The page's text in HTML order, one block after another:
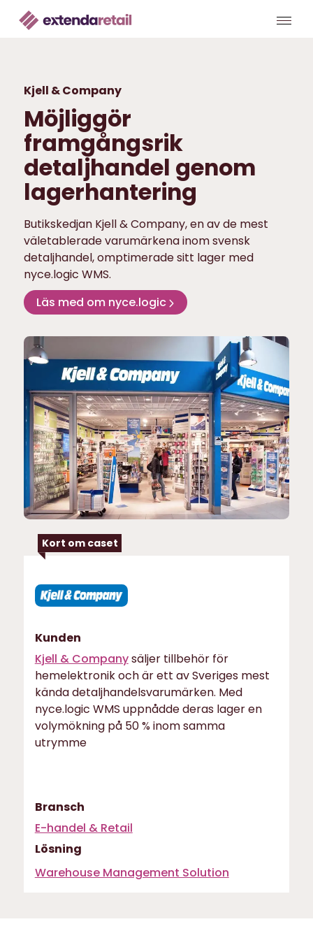
Kjell & Company
Möjliggör
framgångsrik
detaljhandel genom
lagerhantering
Butikskedjan Kjell & Company, en av de mest
väletablerade varumärkena inom svensk
detaljhandel, omptimerade sitt lager med
nyce.logic WMS.
Läs med om nyce.logic
Kort om caset
Kunden
Kjell & Companysäljer tillbehör för
hemelektronik och är ett av Sveriges mest
kända detaljhandelsvarumärken. Med
nyce.logic WMS uppnådde deras lager en
volymökning på 50 % inom samma
utrymme
Bransch
E-handel & Retail
Lösning
Warehouse Management Solution